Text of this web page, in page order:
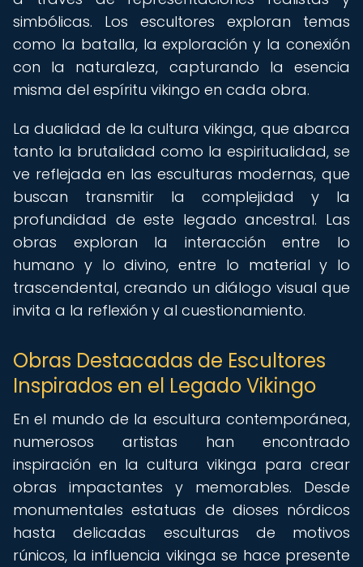
simbólicas. Los escultores exploran temas
como la batalla, la exploración y la conexión
con la naturaleza, capturando la esencia
misma del espíritu vikingo en cada obra.
La dualidad de la cultura vikinga, que abarca
tanto la brutalidad como la espiritualidad, se
ve reflejada en las esculturas modernas, que
buscan transmitir la complejidad y la
profundidad de este legado ancestral. Las
obras exploran la interacción entre lo
humano y lo divino, entre lo material y lo
trascendental, creando un diálogo visual que
invita a la reflexión y al cuestionamiento.
Obras Destacadas de Escultores
Inspirados en el Legado Vikingo
En el mundo de la escultura contemporánea,
numerosos artistas han encontrado
inspiración en la cultura vikinga para crear
obras impactantes y memorables. Desde
monumentales estatuas de dioses nórdicos
hasta delicadas esculturas de motivos
rúnicos, la influencia vikinga se hace presente